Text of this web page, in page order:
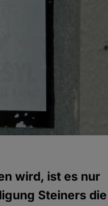
wird, ist es nur
Steiners die